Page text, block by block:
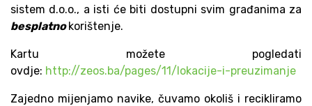
sistem d.o.o., a isti će biti dostupni svim građanima za
besplatnokorištenje.
Kartu možete pogledati
ovdje: http://zeos.ba/pages/11/lokacije-i-preuzimanje
Zajedno mijenjamo navike, čuvamo okoliš i recikliramo